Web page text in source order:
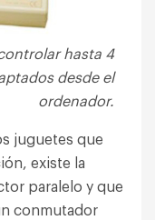
hasta 4
desde el
ordenador.
juguetes que
existe la
paralelo y que
conmutador